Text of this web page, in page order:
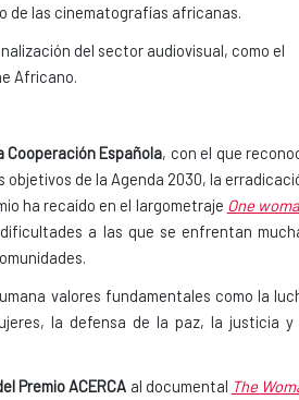
de las cinematografías africanas.
del sector audiovisual, como el
Africano.
Cooperación Española, con el que
de la Agenda 2030, la
ha recaído en el largometraje One
a las que se enfrentan
valores fundamentales como la
la defensa de la paz, la justicia y
Premio ACERCA al documental The